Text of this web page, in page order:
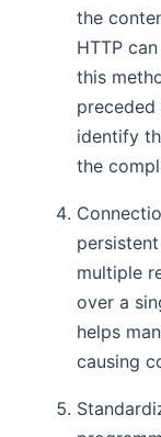
the
HTTP
this
identify
the
multiple
over a
helps
causing